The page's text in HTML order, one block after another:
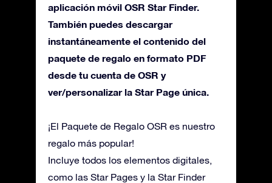
aplicación móvil OSR Star Finder.
También puedes descargar
instantáneamente el contenido del
paquete de regalo en formato PDF
desde tu cuenta de OSR y
ver/personalizar la Star Page única.
¡El Paquete de Regalo OSR es nuestro
regalo más popular!
Incluye todos los elementos digitales,
como las Star Pages y la Star Finder